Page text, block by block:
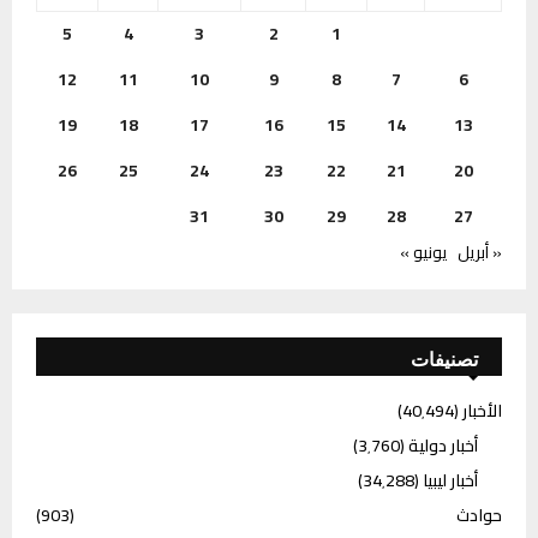
1
2
3
4
5
6
7
8
9
10
11
12
13
14
15
16
17
18
19
20
21
22
23
24
25
26
27
28
29
30
31
« أبريل يونيو »
تصنيفات
الأخبار(40٬494)
أخبار دولية(3٬760)
أخبار ليبيا(34٬288)
حوادث
(903)